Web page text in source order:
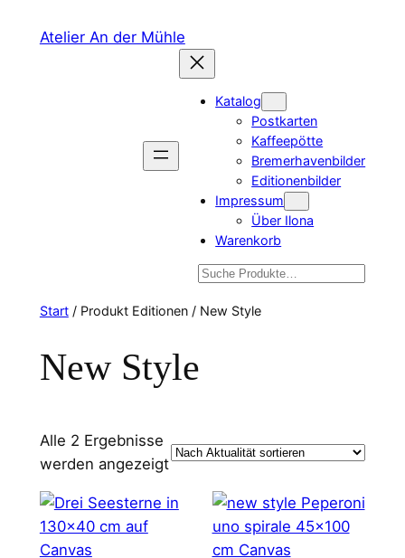
InhaltAtelier An der Mühle
Katalog
Postkarten
Kaffeepötte
Bremerhavenbilder
Editionenbilder
Impressum
Über Ilona
Warenkorb
Suchen
Start/ Produkt Editionen / New Style
New Style
Alle 2 Ergebnisse
werden angezeigtNach
Aktualität
sortiert